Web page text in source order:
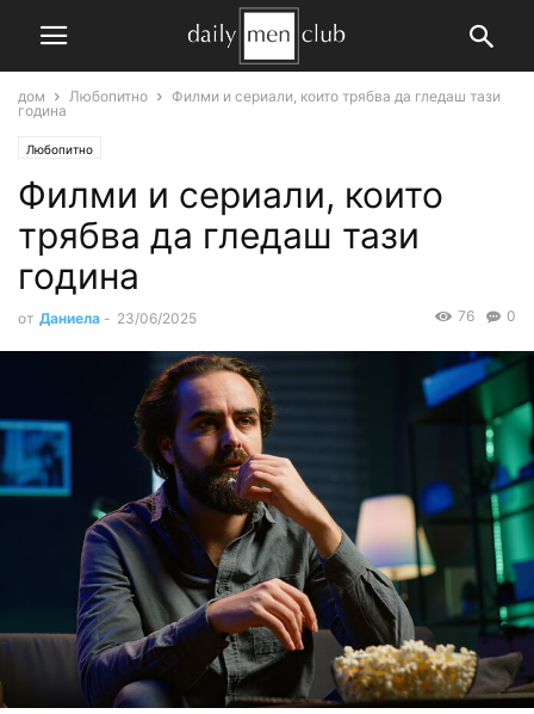
дом Любопитно
Филми и сериали, които трябва да гледаш тази
година
Любопитно
Филми и сериали, които
трябва да гледаш тази
година
от Даниела - 23/06/2025 0
76